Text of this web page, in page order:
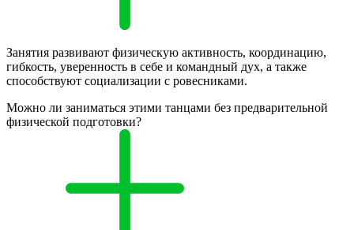
Занятия развивают физическую активность, координацию,
гибкость, уверенность в себе и командный дух, а также
способствуют социализации с ровесниками.
Можно ли заниматься этими танцами без предварительной
физической подготовки?